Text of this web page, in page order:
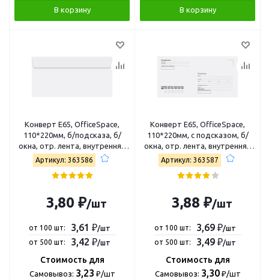
В корзину В корзину
Конверт E65, OfficeSpace,
110*220мм, б/подсказа, б/
окна, отр. лента, внутренняя
запечатка Е65.1000.1з
Артикул: 363586
3,80 ₽/шт
от 100 шт: 3,61 ₽/шт
от 500 шт:
3,42 ₽/шт
Стоимость для
Самовывоз: 3,23 ₽/шт
Конверт E65, OfficeSpace,
110*220мм, с подсказом, б/
окна, отр. лента, внутренняя
запечатка Е65.1000.2з
Артикул: 363587
3,88 ₽/шт
от 100 шт: 3,69 ₽/шт
от 500 шт:
3,49 ₽/шт
Стоимость для
Самовывоз: 3,30₽/шт